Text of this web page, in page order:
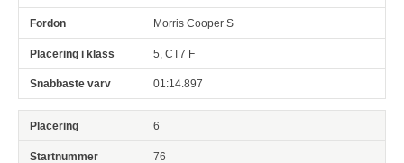
Morris Cooper S
5, CT7 F
01:14.897
6
76